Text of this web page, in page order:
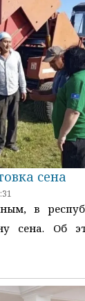
сена
в
сена. Об